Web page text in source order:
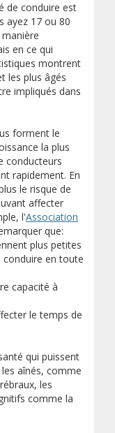
de conduire est
ayez 17 ou 80
en ce qui
montrent
les plus âgés
impliqués dans
forment le
la plus
conducteurs
rapidement. En
le risque de
affecter
l'Association
sur un autre site)
que:
plus petites
en toute
capacité à
le temps de
qui puissent
aînés, comme
les
comme la